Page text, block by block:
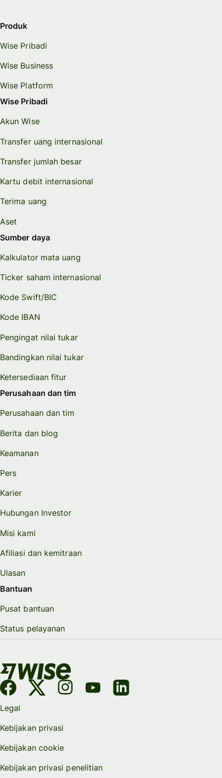
Produk
Wise Pribadi
Wise Business
Wise Platform
Wise Pribadi
Akun Wise
Transfer uang internasional
Transfer jumlah besar
Kartu debit internasional
Terima uang
Aset
Sumber daya
Kalkulator mata uang
Ticker saham internasional
Kode Swift/BIC
Kode IBAN
Pengingat nilai tukar
Bandingkan nilai tukar
Ketersediaan fitur
Perusahaan dan tim
Perusahaan dan tim
Berita dan blog
Keamanan
Pers
Karier
Hubungan Investor
Misi kami
Afiliasi dan kemitraan
Ulasan
Bantuan
Pusat bantuan
Status pelayanan
Legal
Kebijakan privasi
Kebijakan cookie
Kebijakan privasi penelitian